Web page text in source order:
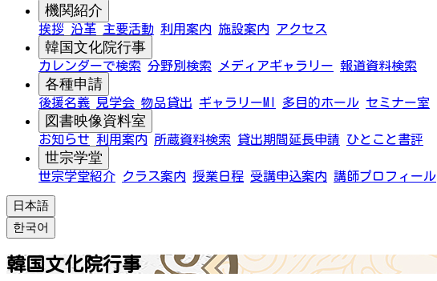
機関紹介
挨拶 沿革 主要活動 利用案内 施設案内 アクセス
韓国文化院行事
カレンダーで検索 分野別検索 メディアギャラリー 報道資料検索
各種申請
後援名義 見学会 物品貸出 ギャラリーMI 多目的ホール セミナー室
図書映像資料室
お知らせ 利用案内 所蔵資料検索 貸出期間延長申請 ひとこと書評
世宗学堂
世宗学堂紹介 クラス案内 授業日程 受講申込案内 講師プロフィール
日本語
한국어
韓国文化院行事